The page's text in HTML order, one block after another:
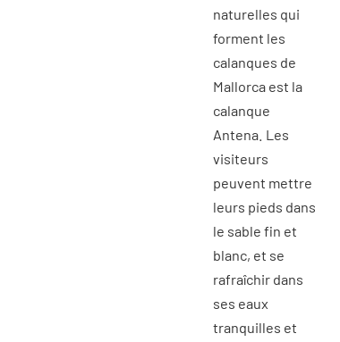
naturelles qui
forment les
calanques de
Mallorca est la
calanque
Antena. Les
visiteurs
peuvent mettre
leurs pieds dans
le sable fin et
blanc, et se
rafraîchir dans
ses eaux
tranquilles et